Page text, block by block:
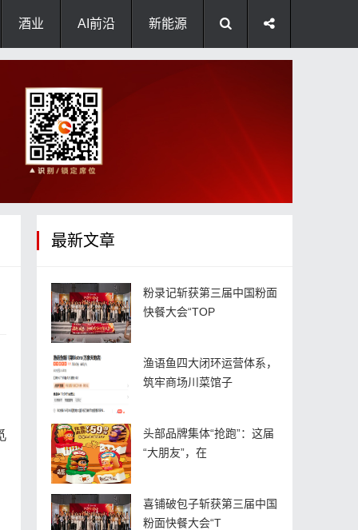
酒业 AI前沿 新能源
最新文章
粉录记斩获第三届中国粉面
快餐大会“TOP
渔语鱼四大闭环运营体系，
筑牢商场川菜馆子
头部品牌集体“抢跑”：这届
“大朋友”，在
喜铺破包子斩获第三届中国
粉面快餐大会“T